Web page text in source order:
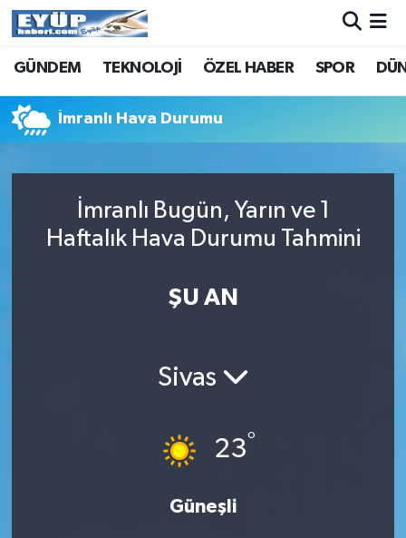
GÜNDEM TEKNOLOJİ ÖZEL HABER SPOR
İmranlı Hava Durumu
İmranlı Bugün, Yarın ve 1
Haftalık Hava Durumu Tahmini
ŞU AN
Sivas
23°
Güneşli